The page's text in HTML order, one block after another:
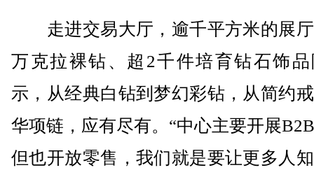
走进交易大厅，逾千平方米的展
万克拉裸钻、超2千件培育钻石饰
示，从经典白钻到梦幻彩钻，从简约
华项链，应有尽有。“中心主要开展
但也开放零售，我们就是要让更多人